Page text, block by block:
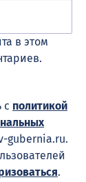
в этом
с политикой
gubernia.ru.
.